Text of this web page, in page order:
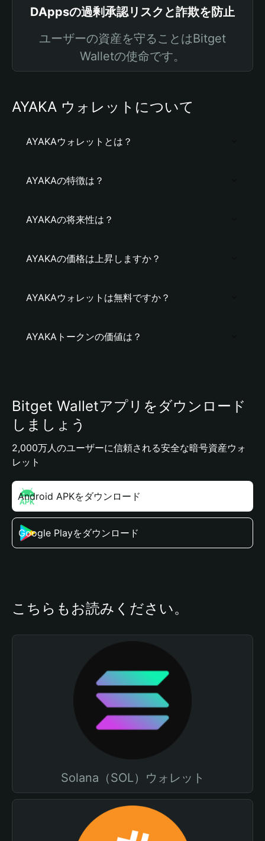
DAppsの過剰承認リスクと詐欺を防止
ユーザーの資産を守ることはBitget
Walletの使命です。
AYAKA ウォレットについて
AYAKAウォレットとは？
AYAKAの特徴は？
AYAKAの将来性は？
AYAKAの価格は上昇しますか？
AYAKAウォレットは無料ですか？
AYAKAトークンの価値は？
Bitget Walletアプリをダウンロード
しましょう
2,000万人のユーザーに信頼される安全な暗号資産ウォ
レット
Android APKをダウンロード
Google Playをダウンロード
こちらもお読みください。
Solana（SOL）ウォレット